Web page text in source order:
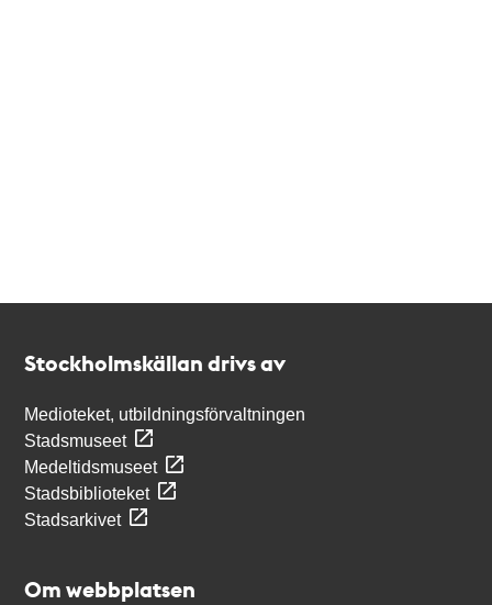
Stockholmskällan drivs av
Medioteket, utbildningsförvaltningen
Stadsmuseet
Medeltidsmuseet
Stadsbiblioteket
Stadsarkivet
Om webbplatsen